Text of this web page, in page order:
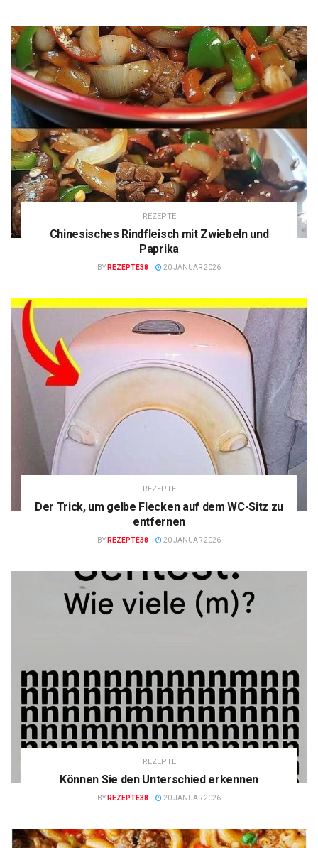
REZEPTE
Chinesisches Rindfleisch mit Zwiebeln und
Paprika
BY REZEPTE38 20 JANUAR 2026
REZEPTE
Der Trick, um gelbe Flecken auf dem WC-Sitz zu
entfernen
BY REZEPTE38 20 JANUAR 2026
REZEPTE
Können Sie den Unterschied erkennen
BY REZEPTE38 20 JANUAR 2026